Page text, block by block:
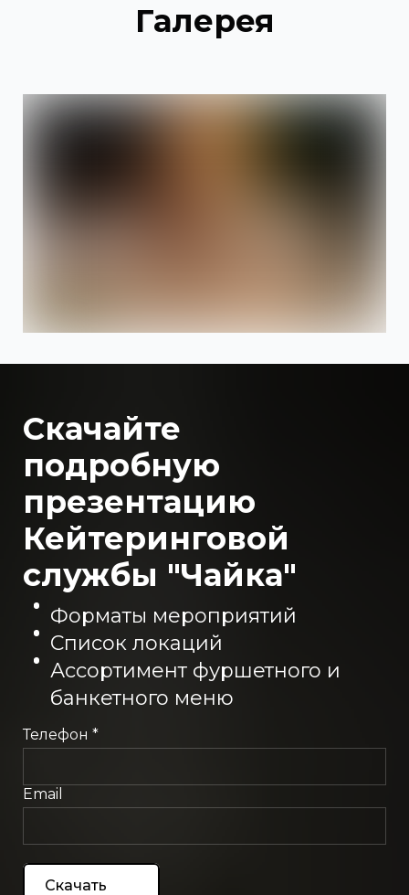
Галерея
Скачайте
подробную
презентацию
Кейтеринговой
службы "Чайка"
Форматы мероприятий
Список локаций
Ассортимент фуршетного и
банкетного меню
Телефон *
Email
Скачать